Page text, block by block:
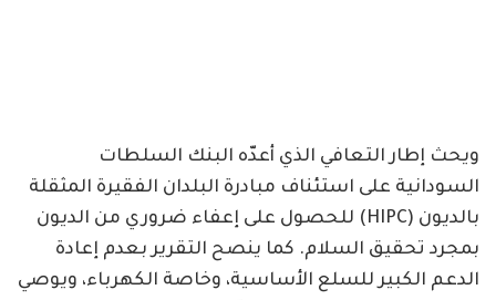
ويحث إطار التعافي الذي أعدّه البنك السلطات
السودانية على استئناف مبادرة البلدان الفقيرة المثقلة
بالديون (HIPC) للحصول على إعفاء ضروري من الديون
بمجرد تحقيق السلام. كما ينصح التقرير بعدم إعادة
الدعم الكبير للسلع الأساسية، وخاصة الكهرباء، ويوصي